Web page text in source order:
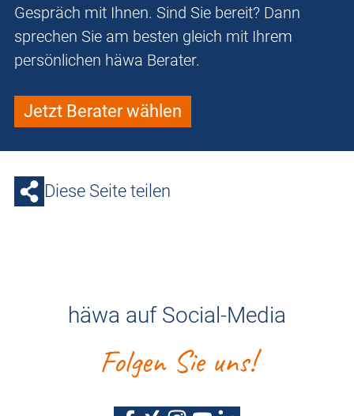
Gespräch mit Ihnen. Sind Sie bereit? Dann
sprechen Sie am besten gleich mit Ihrem
persönlichen häwa Berater.
Jetzt Berater wählen
Diese Seite teilen
häwa auf Social-Media
Folgen Sie uns!